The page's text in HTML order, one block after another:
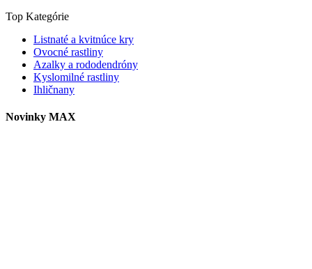
Top Kategórie
Listnaté a kvitnúce kry
Ovocné rastliny
Azalky a rododendróny
Kyslomilné rastliny
Ihličnany
Novinky MAX